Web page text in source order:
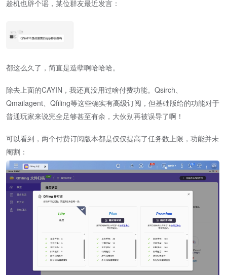
趁机也辟个谣，某位群友最近发言：
都这么久了，简直是造孽啊哈哈哈。
除去上面的CAYIN，我还真没用过啥付费功能。Qsirch、
Qmailagent、Qfiling等这些确实有高级订阅，但基础版给的功能对于
普通玩家来说完全足够甚至有余，大伙别再被误导了啊！
可以看到，两个付费订阅版本都是仅仅提高了任务数上限，功能并未
阉割：